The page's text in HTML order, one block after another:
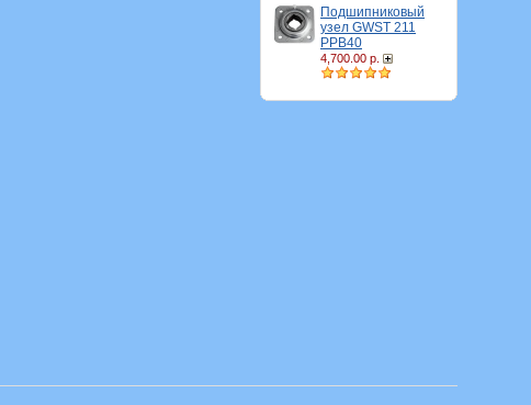
Подшипниковый
узел GWST 211
PPB40
4,700.00 р.